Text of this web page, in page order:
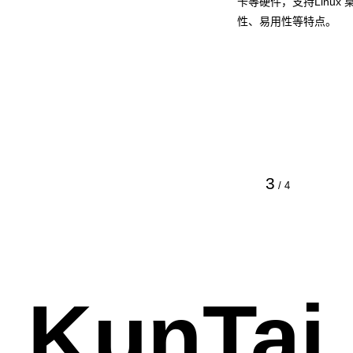
3 / 4
性、易用性等特点。